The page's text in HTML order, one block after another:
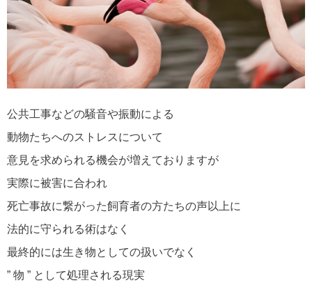
公共工事などの騒音や振動による
動物たちへのストレスについて
意見を求められる機会が増えておりますが
実際に被害に合われ
死亡事故に繋がった飼育者の方たちの声以上に
法的に守られる術はなく
最終的には生き物としての扱いでなく
” 物 ” として処理される現実